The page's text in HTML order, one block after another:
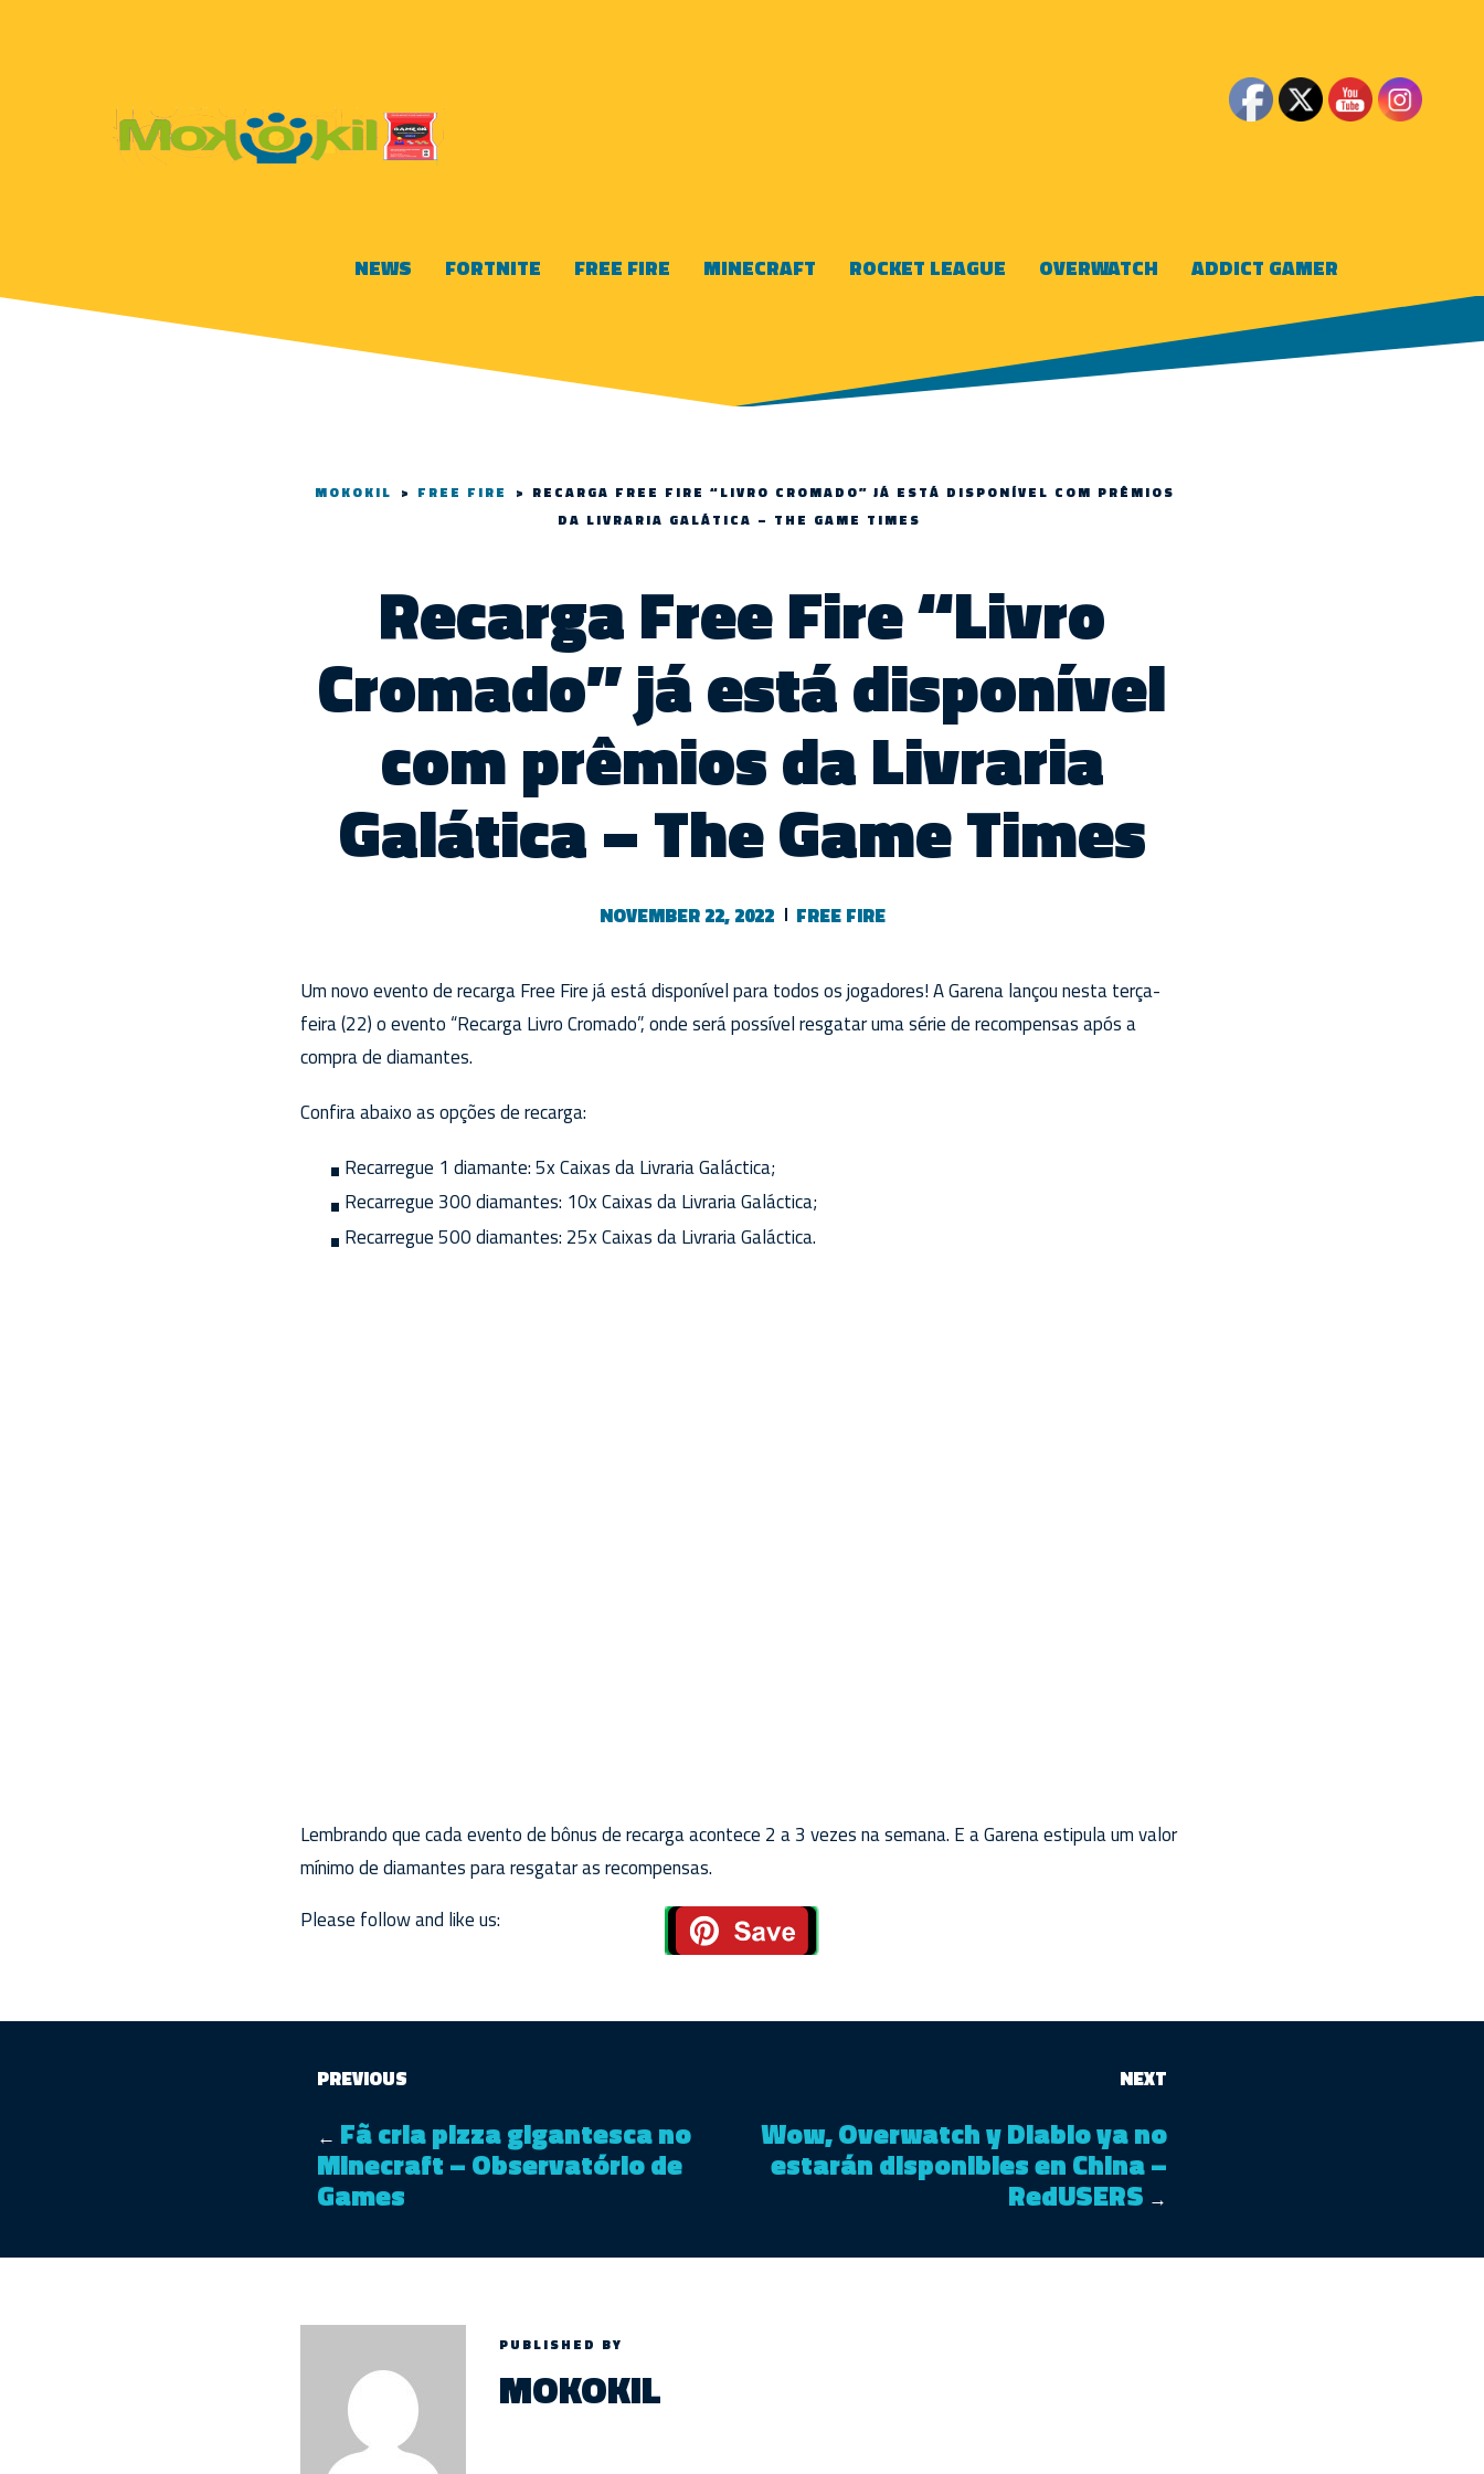
NEWS FORTNITE FREE FIRE MINECRAFT ROCKET LEAGUE OVERWATCH ADDICT GAMER
MOKOKIL > FREE FIRE > RECARGA FREE FIRE “LIVRO CROMADO” JÁ ESTÁ DISPONÍVEL COM PRÊMIOS
DA LIVRARIA GALÁTICA – THE GAME TIMES
Recarga Free Fire “Livro
Cromado” já está disponível
com prêmios da Livraria
Galática – The Game Times
NOVEMBER 22, 2022 FREE FIRE
Um novo evento de recarga Free Fire já está disponível para todos os jogadores! A Garena lançou nesta terça-
feira (22) o evento “Recarga Livro Cromado”, onde será possível resgatar uma série de recompensas após a
compra de diamantes.
Confira abaixo as opções de recarga:
Recarregue 1 diamante: 5x Caixas da Livraria Galáctica;
Recarregue 300 diamantes: 10x Caixas da Livraria Galáctica;
Recarregue 500 diamantes: 25x Caixas da Livraria Galáctica.
Lembrando que cada evento de bônus de recarga acontece 2 a 3 vezes na semana. E a Garena estipula um valor
mínimo de diamantes para resgatar as recompensas.
Please follow and like us:
PREVIOUS
← Fã cria pizza gigantesca no
Minecraft – Observatório de
Games
NEXT
Wow, Overwatch y Diablo ya no
estarán disponibles en China –
RedUSERS →
PUBLISHED BY
MOKOKIL